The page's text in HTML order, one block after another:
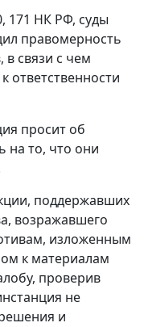
, 171 НК РФ, суды
правомерность
связи с чем
ответственности
просит об
на то, что они
поддержавших
возражавшего
изложенным
к материалам
проверив
не
и